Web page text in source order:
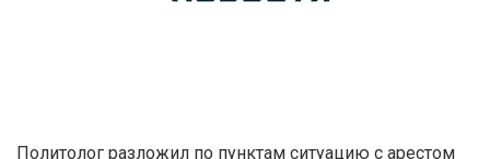
Политолог разложил по пунктам ситуацию с арестом